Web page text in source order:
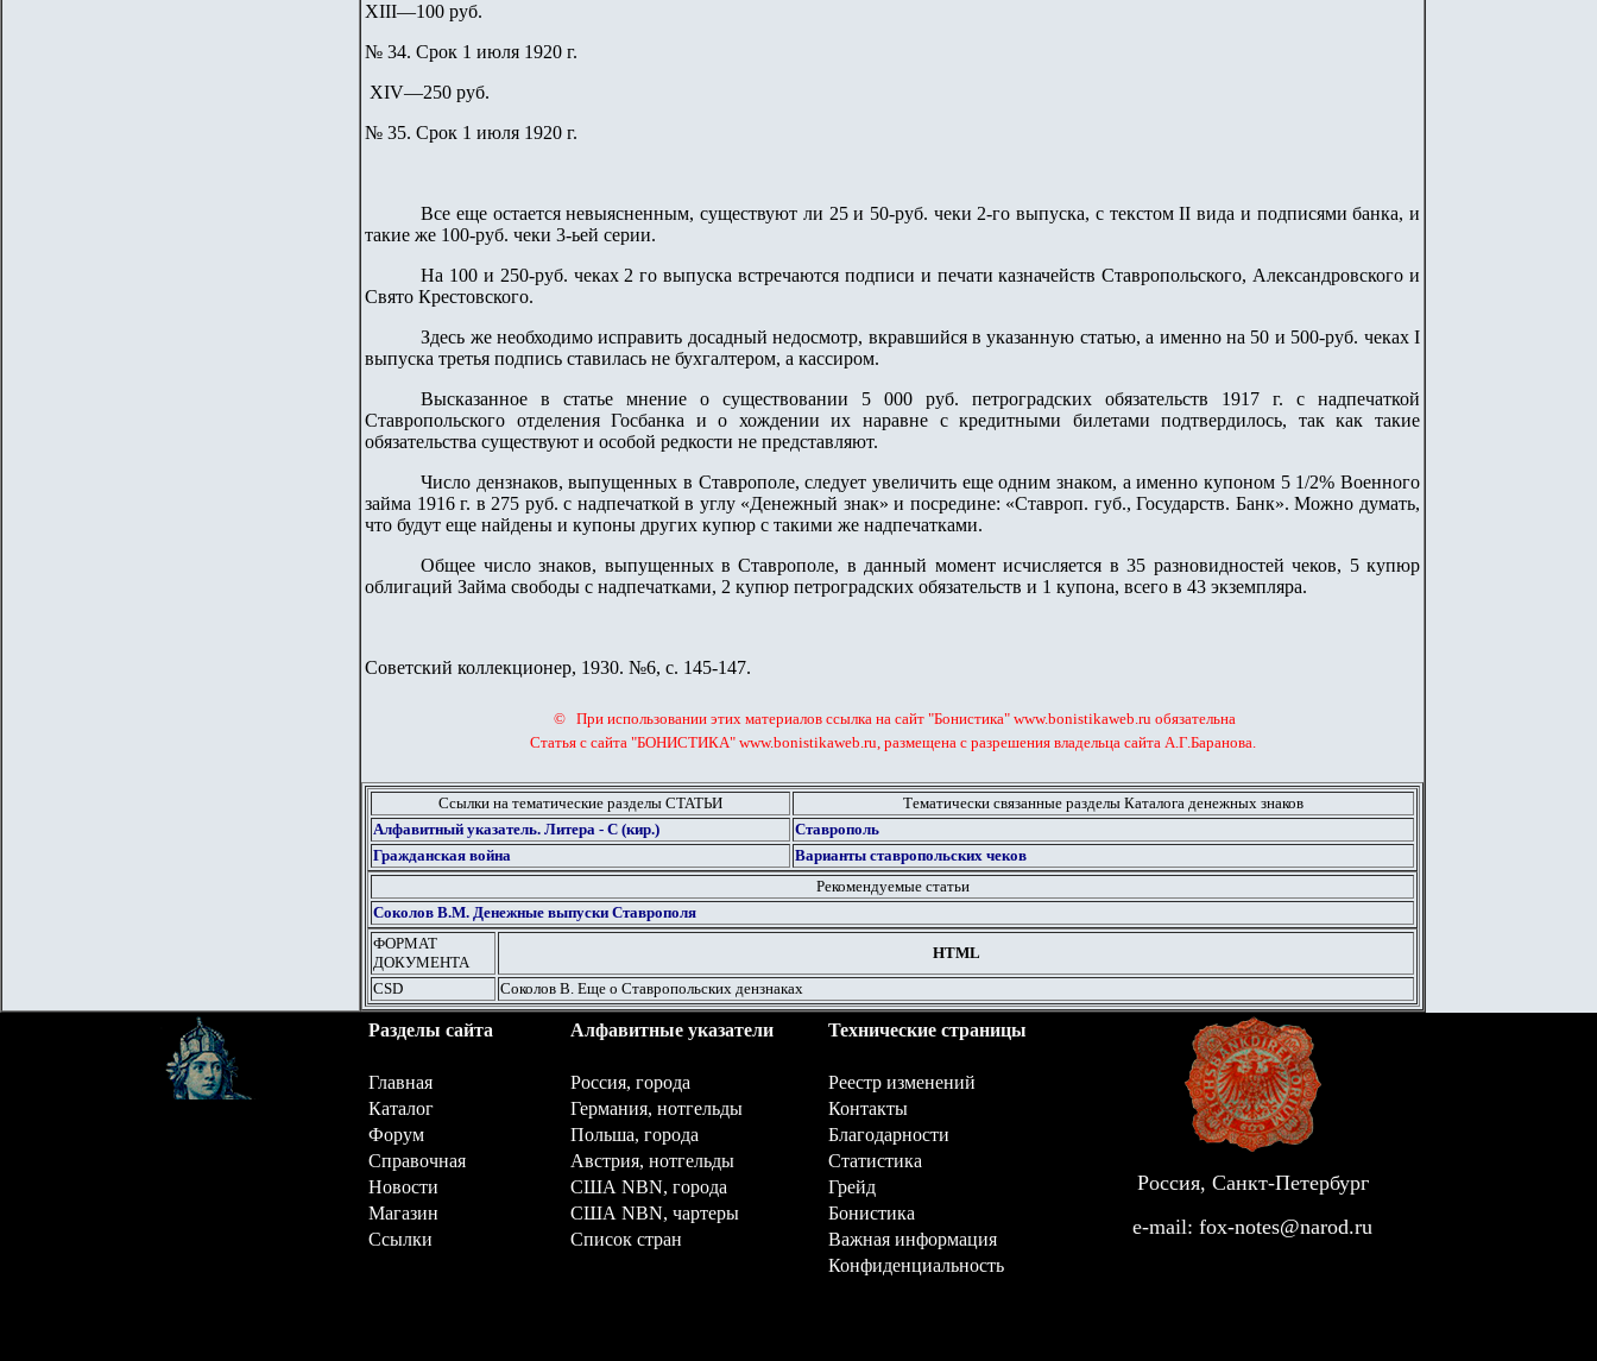
XIII—100 руб.
№ 34. Срок 1 июля 1920 г.
XIV—250 руб.
№ 35. Срок 1 июля 1920 г.
Все еще остается невыясненным, существуют ли 25 и 50-руб. чеки 2-го выпуска, с текстом II вида и подписями банка, и
такие же 100-руб. чеки 3-ьей серии.
На 100 и 250-руб. чеках 2 го выпуска встречаются подписи и печати казначейств Ставропольского, Александровского и
Свято Крестовского.
Здесь же необходимо исправить досадный недосмотр, вкравшийся в указанную статью, а именно на 50 и 500-руб. чеках I
выпуска третья подпись ставилась не бухгалтером, а кассиром.
Высказанное в статье мнение о существовании 5 000 руб. петроградских обязательств 1917 г. с надпечаткой
Ставропольского отделения Госбанка и о хождении их наравне с кредитными билетами подтвердилось, так как такие
обязательства существуют и особой редкости не представляют.
Число дензнаков, выпущенных в Ставрополе, следует увеличить еще одним знаком, а именно купоном 5 1/2% Военного
займа 1916 г. в 275 руб. с надпечаткой в углу «Денежный знак» и посредине: «Ставроп. губ., Государств. Банк». Можно думать,
что будут еще найдены и купоны других купюр с такими же надпечатками.
Общее число знаков, выпущенных в Ставрополе, в данный момент исчисляется в 35 разновидностей чеков, 5 купюр
облигаций Займа свободы с надпечатками, 2 купюр петроградских обязательств и 1 купона, всего в 43 экземпляра.
Советский коллекционер, 1930. №6, с. 145-147.
© При использовании этих материалов ссылка на сайт "Бонистика" www.bonistikaweb.ru обязательна
Статья с сайта "БОНИСТИКА" www.bonistikaweb.ru, размещена с разрешения владельца сайта А.Г.Баранова.
Ссылки на тематические разделы СТАТЬИ
Тематически связанные разделы Каталога денежных знаков
Алфавитный указатель. Литера - С (кир.)
Ставрополь
Гражданская война
Варианты ставропольских чеков
Рекомендуемые статьи
Соколов В.М. Денежные выпуски Ставрополя
ФОРМАТ
ДОКУМЕНТА
HTML
CSD
Соколов В. Еще о Ставропольских дензнаках
Разделы сайта Алфавитные указатели Технические страницы
Главная Россия, города
Реестр изменений
Каталог
Германия, нотгельды
Контакты
Форум
Польша, города
Благодарности
Справочная
Австрия, нотгельды
Статистика
Новости
США NBN, города
Грейд
Магазин
США NBN, чартеры
Бонистика
Ссылки
Список стран
Важная информация
Конфиденциальность
Россия, Санкт-Петербург
e-mail: fox-notes@narod.ru